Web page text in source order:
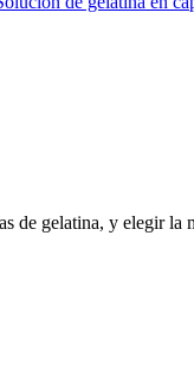
de gelatina, y elegir